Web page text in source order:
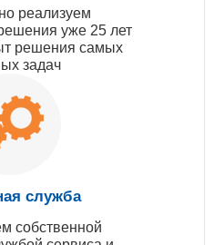
реализуем
уже 25 лет
решения самых
задач
служба
собственной